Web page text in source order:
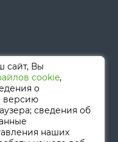
и не является
положениями Статьи
сайт, Вы
cookie,
о
версию
сведения об
наших